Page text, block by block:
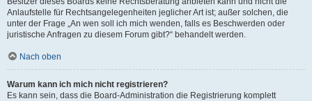
Anlaufstelle für Rechtsangelegenheiten jeglicher Art ist; außer solchen, die
unter der Frage „An wen soll ich mich wenden, falls es Beschwerden oder
juristische Anfragen zu diesem Forum gibt?“ behandelt werden.
Nach oben
Warum kann ich mich nicht registrieren?
Es kann sein, dass die Board-Administration die Registrierung komplett